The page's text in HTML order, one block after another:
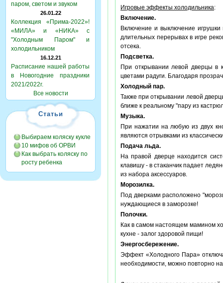
паром, светом и звуком
26.01.22
Коллекция «Прима-2022»!
«МИЛА» и «НИКА» с
"Холодным Паром" и
холодильником
16.12.21
Расписание нашей работы
в Новогодние праздники
2021/2022г.
Все новости
Статьи
Выбираем коляску кукле
10 мифов об ОРВИ
Как выбрать коляску по
росту ребенка
Игровые эффекты холодильника:
Включение.
Включение и выключение
длительных перерывах в игре
отсека.
Подсветка.
При открывании левой дверцы в
цветами радуги. Благодаря
Холодный пар.
Также при открывании левой
ближе к реальному "пару из
Музыка.
При нажатии на любую из двух
являются отрывками из
Подача льда.
На правой дверце находится
клавишу - в стаканчик падает
из набора аксессуаров.
Морозилка.
Под дверками расположено
нуждающиеся в заморозке!
Полочки.
Как в самом настоящем мамином
кухне - залог здоровой пищи!
Энергосбережение.
Эффект «Холодного Пара»
необходимости, можно повторно